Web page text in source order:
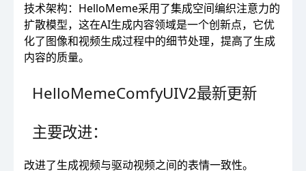
技术架构：HelloMeme采用了集成空间编织注意力的
扩散模型，这在AI生成内容领域是一个创新点，它优
化了图像和视频生成过程中的细节处理，提高了生成
内容的质量。
HelloMemeComfyUIV2最新更新
主要改进：
改进了生成视频与驱动视频之间的表情一致性。